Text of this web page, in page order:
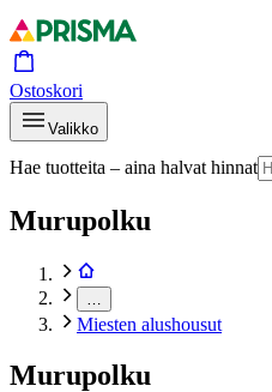
Ostoskori
Valikko
Hae tuotteita – aina halvat hinnat
Murupolku
Miesten alushousut
Murupolku